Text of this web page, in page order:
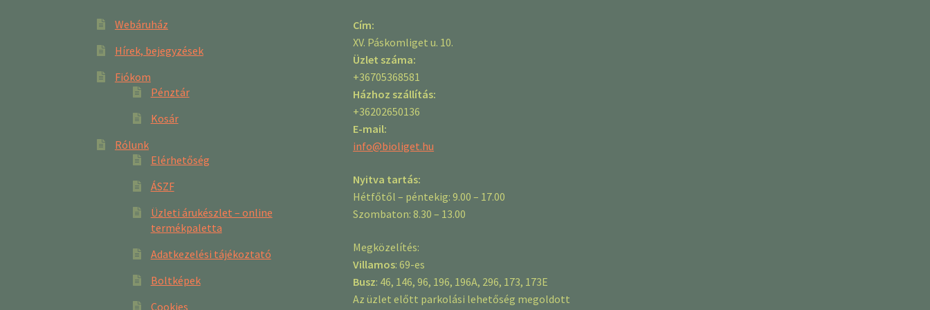
Webáruház
Hírek, bejegyzések
Fiókom
Pénztár
Kosár
Rólunk
Elérhetőség
ÁSZF
Üzleti árukészlet – online
termékpaletta
Adatkezelési tájékoztató
Boltképek
Cookies
Cím:
XV. Páskomliget u. 10.
Üzlet száma:
+36705368581
Házhoz szállítás:
+36202650136
E-mail:
info@bioliget.hu
Nyitva tartás:
Hétfőtől – péntekig: 9.00 – 17.00
Szombaton: 8.30 – 13.00
Megközelítés:
Villamos: 69-es
Busz: 46, 146, 96, 196, 196A, 296, 173, 173E
Az üzlet előtt parkolási lehetőség megoldott